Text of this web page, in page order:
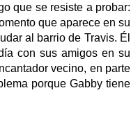
que se resiste a probar:
que aparece en su
al barrio de Travis. Él
con sus amigos en su
vecino, en parte
porque Gabby tiene